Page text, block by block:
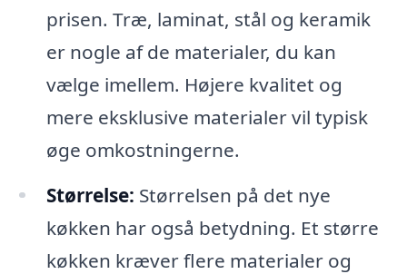
prisen. Træ, laminat, stål og keramik
er nogle af de materialer, du kan
vælge imellem. Højere kvalitet og
mere eksklusive materialer vil typisk
øge omkostningerne.
Størrelse: Størrelsen på det nye
køkken har også betydning. Et større
køkken kræver flere materialer og